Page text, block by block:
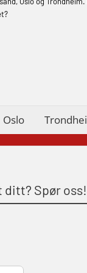
og
Oslo
Spør oss!